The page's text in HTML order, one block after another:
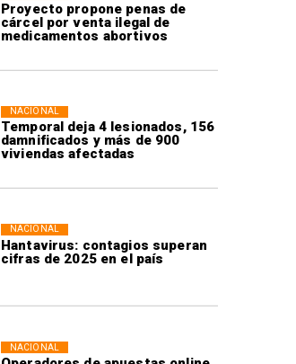
Proyecto propone penas de
cárcel por venta ilegal de
medicamentos abortivos
Temporal deja 4 lesionados, 156
damnificados y más de 900
viviendas afectadas
NACIONAL
Hantavirus: contagios superan
cifras de 2025 en el país
NACIONAL
NACIONAL